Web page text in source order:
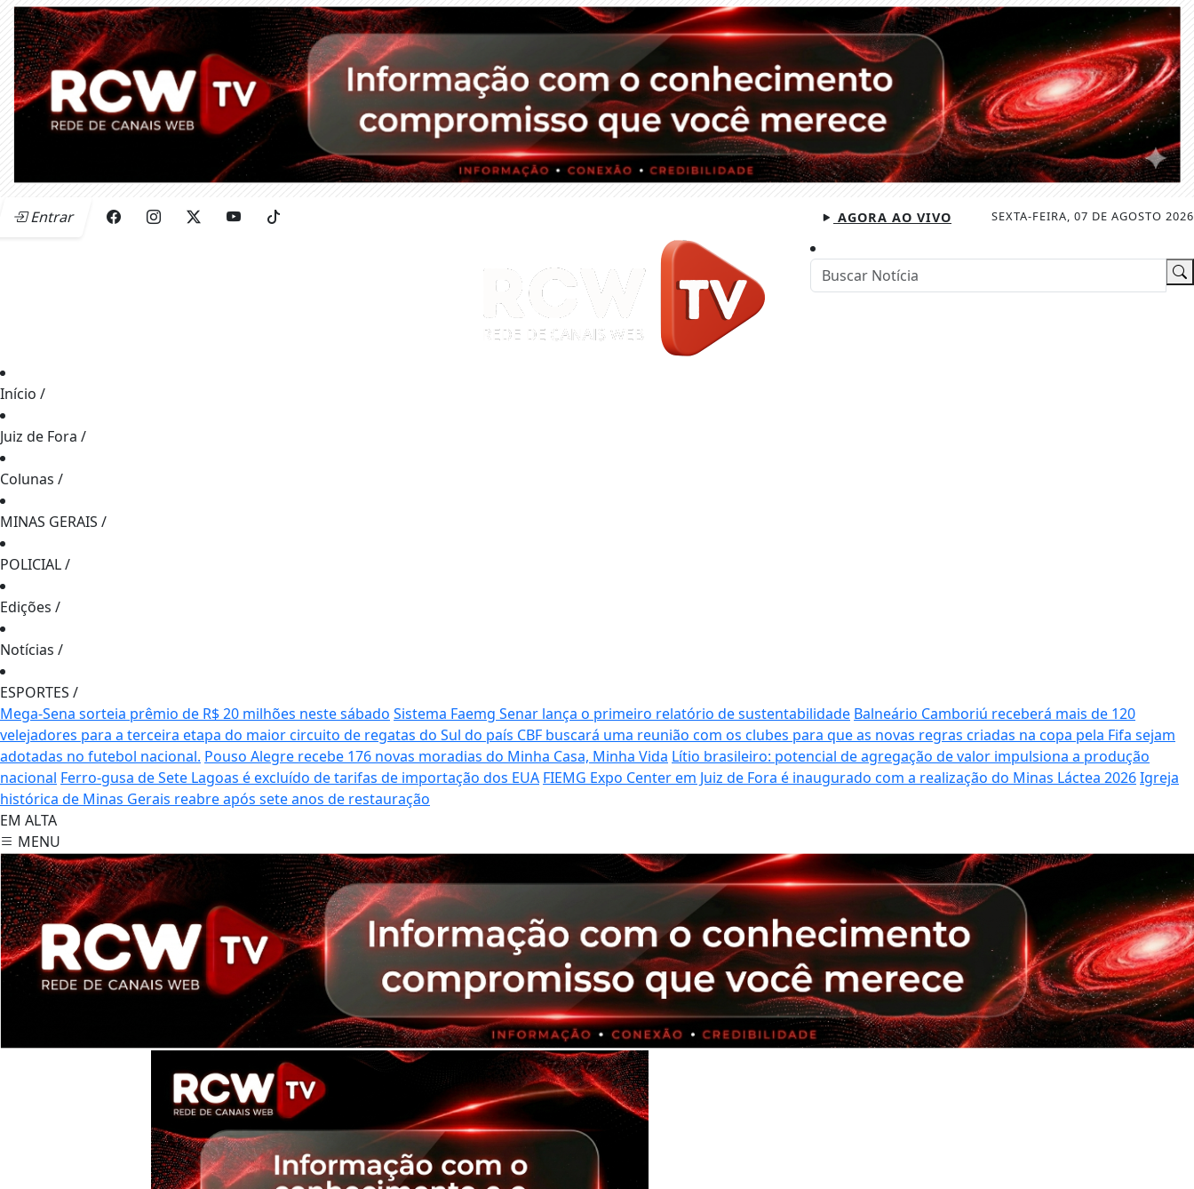
Entrar SEXTA-FEIRA, 07 DE AGOSTO 2026
AGORA AO VIVO
Início /
Juiz de Fora /
Colunas /
MINAS GERAIS /
POLICIAL/
Edições /
Notícias /
ESPORTES /
Mega-Sena sorteia prêmio de R$ 20 milhões neste sábado Sistema Faemg Senar lança o primeiro relatório de sustentabilidade Balneário Camboriú receberá mais de 120
velejadores para a terceira etapa do maior circuito de regatas do Sul do país CBF buscará uma reunião com os clubes para que as novas regras criadas na copa pela Fifa sejam
adotadas no futebol nacional. Pouso Alegre recebe 176 novas moradias do Minha Casa, Minha Vida Lítio brasileiro: potencial de agregação de valor impulsiona a produção
nacional Ferro-gusa de Sete Lagoas é excluído de tarifas de importação dos EUA FIEMG Expo Center em Juiz de Fora é inaugurado com a realização do Minas Láctea 2026Igreja
histórica de Minas Gerais reabre após sete anos de restauração
EM ALTA
MENU